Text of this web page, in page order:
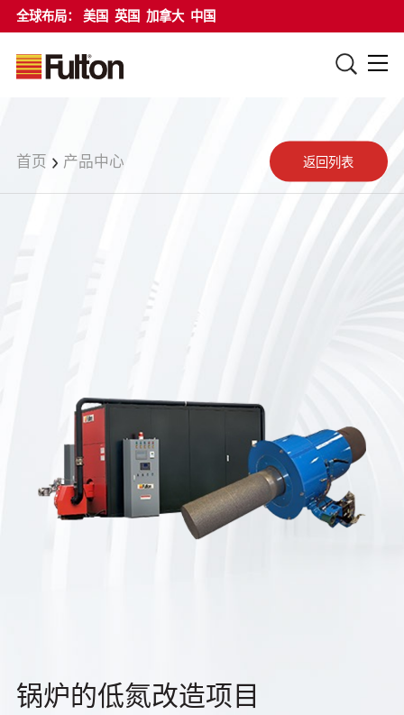
全球布局： 美国 英国 加拿大 中国
首页 产品中心 返回列表
锅炉的低氮改造项目